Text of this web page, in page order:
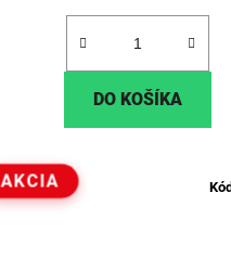
DO KOŠÍKA
AKCIA